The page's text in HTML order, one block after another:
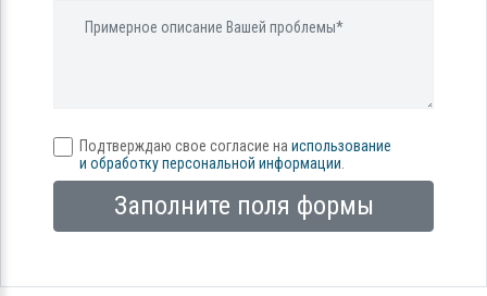
Подтверждаю свое согласие на использование
и обработку персональной информации
Заполните поля формы